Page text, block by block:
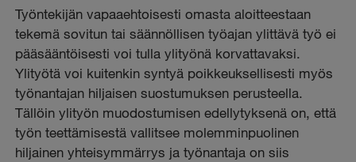
Työntekijän vapaaehtoisesti omasta aloitteestaan
tekemä sovitun tai säännöllisen työajan ylittävä työ ei
pääsääntöisesti voi tulla ylityönä korvattavaksi.
Ylityötä voi kuitenkin syntyä poikkeuksellisesti myös
työnantajan hiljaisen suostumuksen perusteella.
Tällöin ylityön muodostumisen edellytyksenä on, että
työn teettämisestä vallitsee molemminpuolinen
hiljainen yhteisymmärrys ja työnantaja on siis